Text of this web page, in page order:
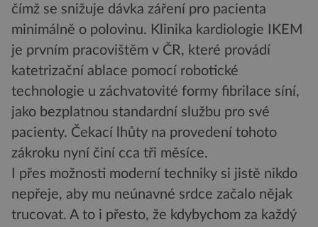
čímž se snižuje dávka záření pro pacienta
minimálně o polovinu. Klinika kardiologie IKEM
je prvním pracovištěm v ČR, které provádí
katetrizační ablace pomocí robotické
technologie u záchvatovité formy fibrilace síní,
jako bezplatnou standardní službu pro své
pacienty. Čekací lhůty na provedení tohoto
zákroku nyní činí cca tři měsíce.
I přes možnosti moderní techniky si jistě nikdo
nepřeje, aby mu neúnavné srdce začalo nějak
trucovat. A to i přesto, že kdybychom za každý